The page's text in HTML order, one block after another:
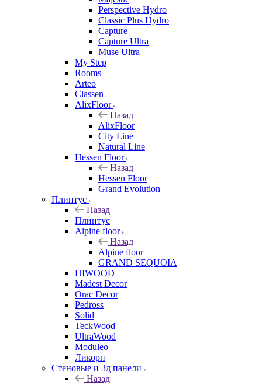
Perspective Hydro
Classic Plus Hydro
Capture
Capture Ultra
Muse Ultra
My Step
Rooms
Arteo
Classen
AlixFloor
Назад
AlixFloor
City Line
Natural Line
Hessen Floor
Назад
Hessen Floor
Grand Evolution
Плинтус
Назад
Плинтус
Alpine floor
Назад
Alpine floor
GRAND SEQUOIA
HIWOOD
Madest Decor
Orac Decor
Pedross
Solid
TeckWood
UltraWood
Moduleo
Ликорн
Стеновые и 3д панели
Назад